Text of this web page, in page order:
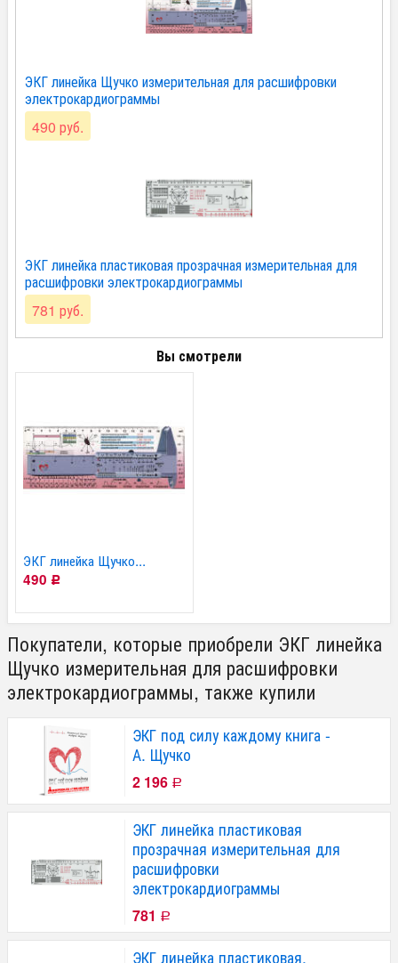
ЭКГ линейка Щучко измерительная для расшифровки
электрокардиограммы
490 руб.
ЭКГ линейка пластиковая прозрачная измерительная для
расшифровки электрокардиограммы
781 руб.
Вы смотрели
ЭКГ линейка Щучко...
490 Р
Покупатели, которые приобрели ЭКГ линейка
Щучко измерительная для расшифровки
электрокардиограммы, также купили
ЭКГ под силу каждому книга -
А. Щучко
2 196 Р
ЭКГ линейка пластиковая
прозрачная измерительная для
расшифровки
электрокардиограммы
781 Р
ЭКГ линейка пластиковая,